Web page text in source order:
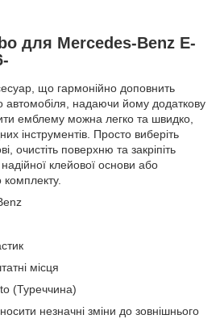
для Mercedes-Benz E-
що гармонійно доповнить
автомобіля, надаючи йому додаткову
емблему можна легко та швидко,
інструментів. Просто виберіть
очистіть поверхню та закріпіть
клейової основи або
комплекту.
місця
(Туреччина)
незначні зміни до зовнішнього